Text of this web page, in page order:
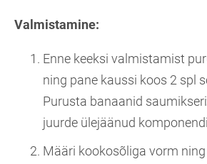
Valmistamine:
Enne keeksi valmistamist
ning pane kaussi koos 2 spl
Purusta banaanid
juurde ülejäänud
Määri kookosõliga vorm